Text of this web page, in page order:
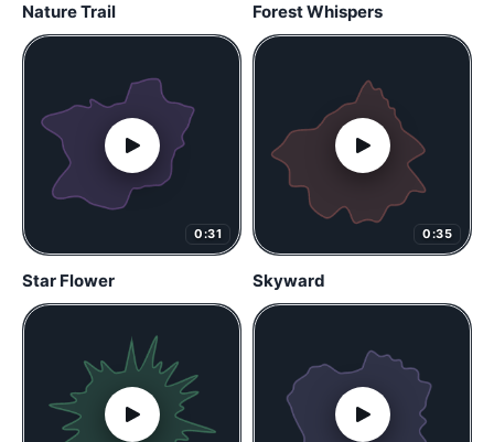
Nature Trail Forest Whispers
0:31
Star Flower
0:35
Skyward